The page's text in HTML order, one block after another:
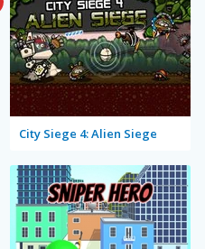
City Siege 4: Alien Siege